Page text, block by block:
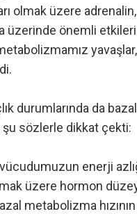
olmak üzere
üzerinde önemli etkileri
durumlarında da
sözlerle dikkat çekti:
enerji
üzere hormon
metabolizma